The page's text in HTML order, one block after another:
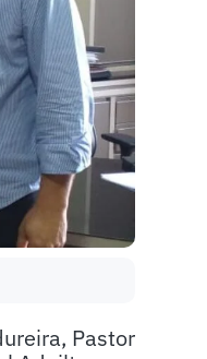
Pastor